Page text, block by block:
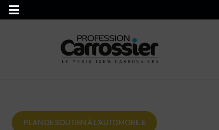
PLAN DE SOUTIEN À L’AUTOMOBILE